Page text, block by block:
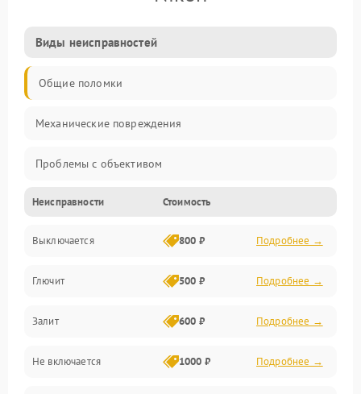
Виды неисправностей
Общие поломки
Механические повреждения
Проблемы с объективом
Электронные ошибки
Механические проблемы
Матрица и оптика
Питание и питание цепей
Проблемы с картами памяти
Неисправности Стоимость
Выключается 800 ₽ Подробнее →
Глючит 500 ₽ Подробнее →
Залит 600 ₽ Подробнее →
Не включается 1000 ₽ Подробнее →